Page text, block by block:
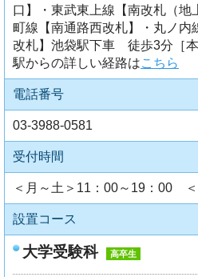
口】・東武東上線【南改札（地
町線【南通路西改札】・丸ノ内
改札】池袋駅下車 徒歩3分［本
駅からの詳しい経路はこちら
電話番号
03-3988-0581
受付時間
＜月～土＞11：00～19：00
設置コース
大学受験科 高卒生